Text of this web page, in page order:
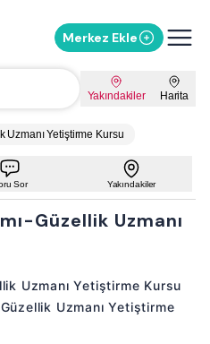
Merkez Ekle
Yakındakiler Harita
Uzmanı Yetiştirme Kursu
Sor Yakındakiler
Güzellik Uzmanı
Uzmanı Yetiştirme Kursu
Uzmanı Yetiştirme